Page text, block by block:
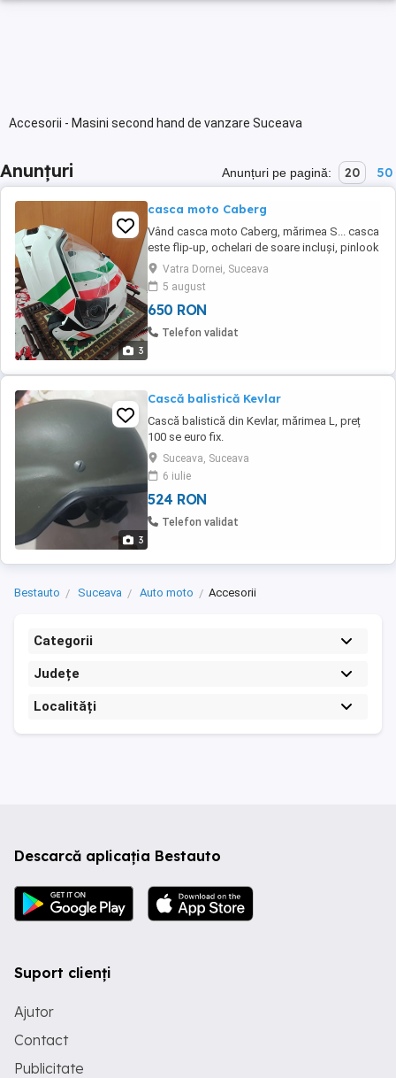
Accesorii - Masini second hand de vanzare Suceava
Anunțuri Anunțuri pe pagină: 20 50
3
casca moto Caberg
Vând casca moto Caberg, mărimea S... casca
este flip-up, ochelari de soare incluși, pinlook
inclus. Casca este noua
Vatra Dornei, Suceava
5 august
650 RON
Telefon validat
3
Cască balistică Kevlar
Cască balistică din Kevlar, mărimea L, preț
100 se euro fix.
Suceava, Suceava
6 iulie
524 RON
Telefon validat
Bestauto Suceava Auto moto Accesorii
Categorii
Județe
Localități
Descarcă aplicația Bestauto
Suport clienți
Ajutor
Contact
Publicitate